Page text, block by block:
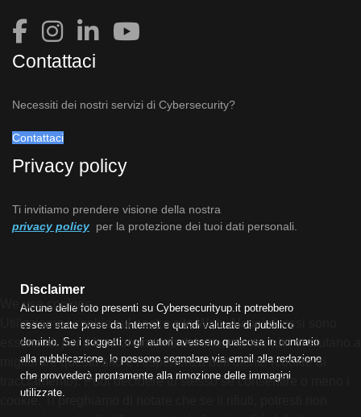
Contattaci
Necessiti dei nostri servizi di Cybersecurity?
Contattaci
Privacy policy
Ti invitiamo prendere visione della nostra
privacy policy per la protezione dei tuoi dati personali.
Disclaimer
Alcune delle foto presenti su Cybersecurityup.it potrebbero
essere state prese da Internet e quindi valutate di pubblico
dominio. Se i soggetti o gli autori avessero qualcosa in contrario
alla pubblicazione, lo possono segnalare via email alla redazione
che provvederà prontamente alla rimozione delle immagini
utilizzate.
We use cookies
Utilizziamo i cookie sul nostro sito Web. Alcuni di essi sono
essenziali per il funzionamento del sito, mentre altri ci aiutano a
migliorare questo sito e l'esperienza dell'utente (cookie di
tracciamento). Puoi decidere tu stesso se consentire o meno i
cookie. Ti preghiamo di notare che se li rifiuti, potresti non